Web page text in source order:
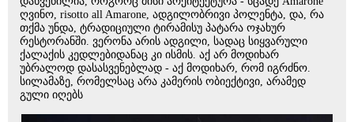
ღვინო, risotto all Amarone, ადგილობრივი პოლენტა, და, რა
თქმა უნდა, ტრადიციული ტირამისუ პატარა ოჯახურ
რესტორანში. ვერონა არის ადგილი, სადაც სიყვარული
ქალაქის კედლებიდანაც კი ისმის. აქ არ მოდიხარ
უბრალოდ დასასვენებლად - აქ მოდიხარ, რომ იგრძნო.
სილამაზე, რომელსაც არა კამერის ობიექტივი, არამედ
გული იღებს